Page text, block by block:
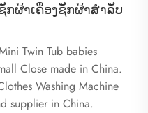
ກຜ້າເຄື່ອງຊັກຜ້າສໍາລັບ
Twin Tub babies
Close made in China.
Washing Machine
supplier in China.